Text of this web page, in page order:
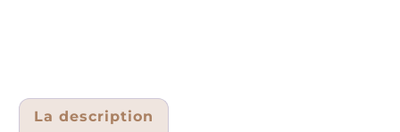
La description